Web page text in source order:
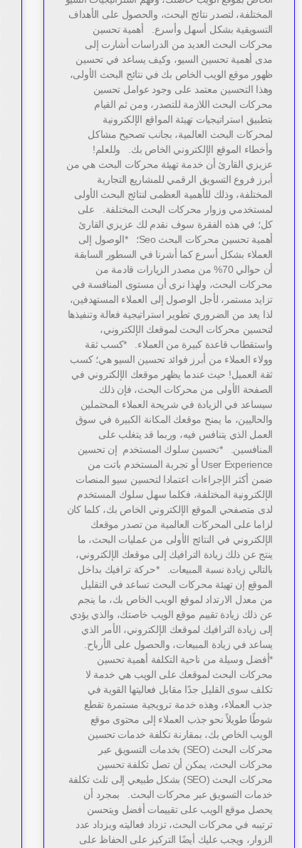
المختلفة، لتصدر نتائج البحث، والحصول على الأهداف
التسويقية بشكل أسهل وأسرع. أهمية تحسين
محركات البحث العديد من الدراسات أشارت إلى
مدى أهمية تحسين السيو، وكيف يساعد في تحسين
ظهور موقع الويب الخاص بك في نتائج البحث الأولى،
وهذا التحسين معتمد على وجود عوامل تحسين
محركات البحث اللازمة للتصدر، ومن ثم القيام
بتطبيق استراتيجيات تهيئة المواقع الإلكترونية
لمحركات البحث العالمية، بجانب تصحيح مشاكل
وأخطاء الموقع الإلكتروني الخاص بك. وللعلم!
عزيزي القارئ أن خدمة تهيئة محركات البحث هي من
أبرز فروع التسويق الرقمي للمشاريع التجارية
المختلفة، وذلك للأهمية العظمى لنتائج البحث الأولى
لمستخدمي وزوار محركات البحث المختلفة. على
كل؛ في هذه الفقرة سوف نقدم لك عزيزي القارئ
أهمية تحسين محركات البحث Seo؛ *الوصول إلى
العملاء بشكل أسرع كما أشرنا في السطور السابقة
أن حوالي 70% من مصدر الزيارات قادمة من
محركات البحث، ولهذا نرى أن مستوى المنافسة في
تزايد مستمر، لأجل الوصول إلى العملاء المستهدفين،
لذا يعد من الضروري تطوير استراتيجية فعالة وتنفيذها
لتحسين محركات البحث لموقعك الإلكتروني،
واستقطاب قاعدة كبيرة من العملاء. *كسب ثقة
وولاء العملاء من أبرز فوائد تحسين السيو هي؛ كسب
ثقة العميل! حيث عندما يظهر موقعك الإلكتروني في
الصفحة الأولى من محركات البحث، فإن ذلك
سيساعد في الزيادة في شريحة العملاء المحتملين
والحاليين، ما يمنح موقعك المكانة الكبيرة في سوق
العمل الذي يتنافس فيه، وربما قد يتغلب على
المنافسين. *تحسين سلوك المستخدم إن تحسين
User Experience أو تجربة المستخدم باتت من
ضمن أكثر الإجراءات اعتمادا لتحسين سيو المنصات
الإلكترونية المختلفة، فكلما سهل سلوك المستخدم
لدى متصفحي الموقع الإلكتروني الخاص بك، كلما كان
لزاما على المحركات العالمية من تصدر موقعك
الإلكتروني في النتائج الأولى من عمليات البحث، ما
ينتج عن ذلك زيادة الترافيك إلى موقعك الإلكتروني،
بالتالي زيادة نسبة المبيعات. *حركة ترافيك بداخل
الموقع إن تهيئة محركات البحث تساعد في التقليل
من معدل الارتداد لموقع الويب الخاص بك، ما ينجم
عن ذلك زيادة تقييم موقع الويب خاصتك، والذي يؤدي
إلى زيادة الترافيك لموقعك الإلكتروني، الأمر الذي
يساعد في زيادة المبيعات، والحصول على الأرباح.
*أفضل وسيلة من ناحية التكلفة أهمية تحسين
محركات البحث لموقعك على الويب هي خدمة لا
تكلف سوى القليل جدًا مقابل فعاليتها القوية في
جذب العملاء، وهذه خدمة ترويجية مستمرة تقطع
شوطًا طويلاً نحو جذب العملاء إلى محتوى موقع
الويب الخاص بك، بمقارنة تكلفة خدمات تحسين
محركات البحث (SEO) بخدمات التسويق عبر
محركات البحث، يمكن أن تصل تكلفة تحسين
محركات البحث (SEO) بشكل طبيعي إلى ثلث تكلفة
خدمات التسويق عبر محركات البحث. بمجرد أن
يحصل موقع الويب على تقييمات أفضل ويتحسن
ترتيبه في محركات البحث، تزداد فعاليته ويزداد عدد
الزوار، ويجب عليك أيضًا التركيز على الحفاظ على